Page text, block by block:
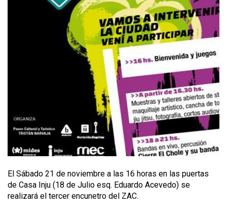
El Sábado 21 de noviembre a las 16 horas en las puertas
de Casa Inju (18 de Julio esq. Eduardo Acevedo) se
realizará el tercer encunetro del ZAC.